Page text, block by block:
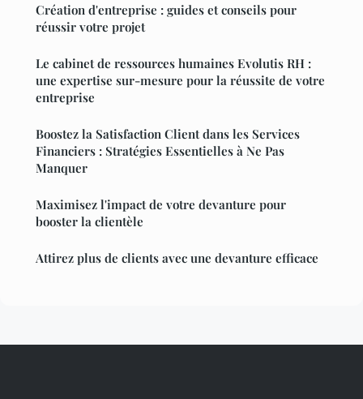
Création d'entreprise : guides et conseils pour
réussir votre projet
Le cabinet de ressources humaines Evolutis RH :
une expertise sur-mesure pour la réussite de votre
entreprise
Boostez la Satisfaction Client dans les Services
Financiers : Stratégies Essentielles à Ne Pas
Manquer
Maximisez l'impact de votre devanture pour
booster la clientèle
Attirez plus de clients avec une devanture efficace